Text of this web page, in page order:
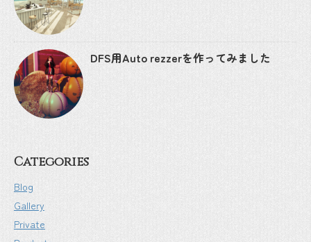
DFS用Auto rezzerを作ってみました
Categories
Blog
Gallery
Private